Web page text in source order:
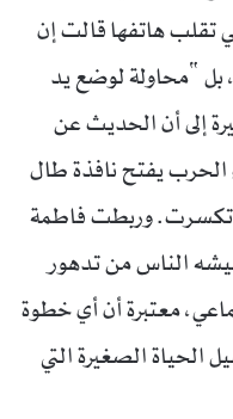
تقلب هاتفها قالت إن
بل “محاولة لوضع يد
إلى أن الحديث عن
يفتح نافذة طال
تكسرت. وربطت فاطمة
الناس من تدهور
معتبرة أن أي خطوة
الحياة الصغيرة التي